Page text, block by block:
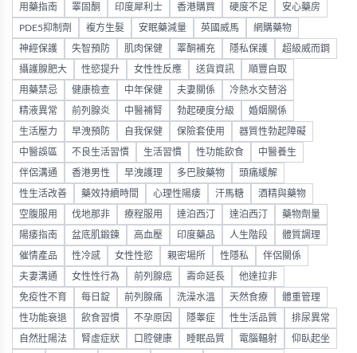
用藥指南 睪固酮 印度犀利士 香港購買 硬度不足 安心藥房
PDE5抑制劑 複方生髮 安眠藥減量 英國威馬 網購藥物
神經保護 失智預防 肌肉保健 睪酮補充 隱私保護 超級威而鋼
攝護腺肥大 性慾提升 女性性反應 送貨資訊 順豐自取
用藥禁忌 健康檢查 中年保健 夫妻關係 冷熱水交替浴
精液異常 前列腺炎 中醫補腎 勃起硬度分級 婚姻關係
生活壓力 早洩預防 自我保健 保險套使用 器質性勃起障礙
中醫誤區 不良生活習慣 生活習慣 性功能飲食 中醫養生
伴侶溝通 香港男性 早洩護理 多巴胺藥物 頭痛緩解
性生活改善 藥效持續時間 心理性陽痿 汗馬糖 酒精與藥物
空腹服用 伐地那非 療程服用 達泊西汀 達泊西汀 藥物劑量
陽痿指南 盆底肌鍛鍊 高血壓 印度藥品 人生階段 體質調理
催情產品 性冷感 女性性慾 親密場所 性隱私 伴侶關係
夫妻溝通 女性性行為 前列腺癌 壽命延長 他達拉非
免疫性不育 每日錠 前列腺痛 洗澡水溫 天然食療 體重管理
性功能衰退 飲食習慣 不孕原因 隱睾症 性生活品質 排尿異常
自然壯陽法 腎虛症狀 口腔健康 睡眠品質 電腦輻射 仰臥起坐